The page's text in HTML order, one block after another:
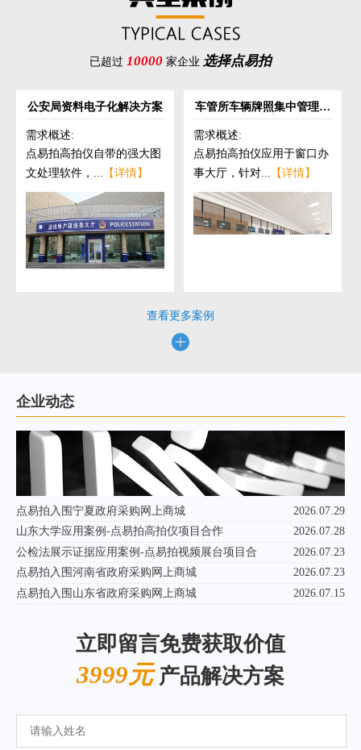
已超过 10000 家企业 选择点易拍
公安局资料电子化解决方案
需求概述:
点易拍高拍仪自带的强大图
文处理软件，... 【详情】
车管所车辆牌照集中管理解
需求概述:
点易拍高拍仪应用于窗口办
事大厅，针对... 【详情】
查看更多案例
企业动态
点易拍入围宁夏政府采购网上商城
2026.07.29
山东大学应用案例-点易拍高拍仪项目合作
2026.07.28
公检法展示证据应用案例-点易拍视频展台项目合
2026.07.23
点易拍入围河南省政府采购网上商城
2026.07.23
点易拍入围山东省政府采购网上商城
2026.07.15
立即留言免费获取价值
3999元产品解决方案